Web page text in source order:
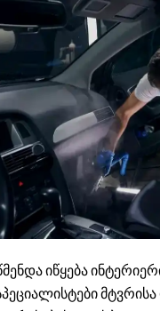
იწყება
მტვრისა